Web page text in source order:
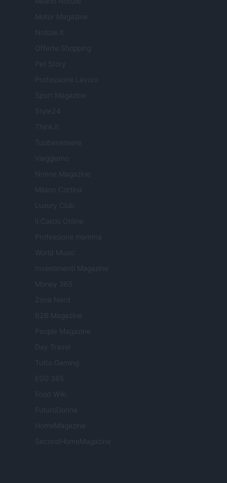
Motor Magazine
Notizie.it
Offerte Shopping
Professione Lavoro
Sport Magazine
Style24
Think.it
Tuobenessere
Viaggiamo
Nonne Magazine
Milano Cortina
Luxury Club
Il Calcio Online
Professione mamma
World Music
Investimenti Magazine
Money 365
Zona Nerd
B2B Magazine
People Magazine
Day Travel
Tutto Gaming
ESG 365
Food Wiki
FuturoDonna
HomeMagazine
SecondHomeMagazine